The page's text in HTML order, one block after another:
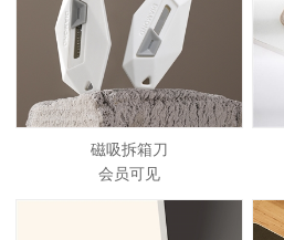
磁吸拆箱刀
会员可见